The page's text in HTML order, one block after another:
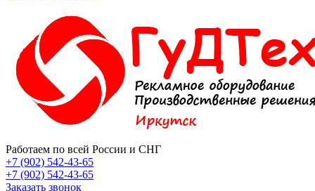
Работаем по всей России и СНГ
+7 (902) 542-43-65
+7 (902) 542-43-65
Заказать звонок